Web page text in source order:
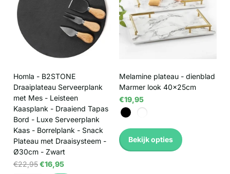
Homla - B2STONE
Draaiplateau Serveerplank
met Mes - Leisteen
Kaasplank - Draaiend Tapas
Bord - Luxe Serveerplank
Kaas - Borrelplank - Snack
Plateau met Draaisysteem -
Ø30cm - Zwart
€22,95€16,95
Melamine plateau - dienblad
Marmer look 40x25cm
€19,95
Bekijk opties